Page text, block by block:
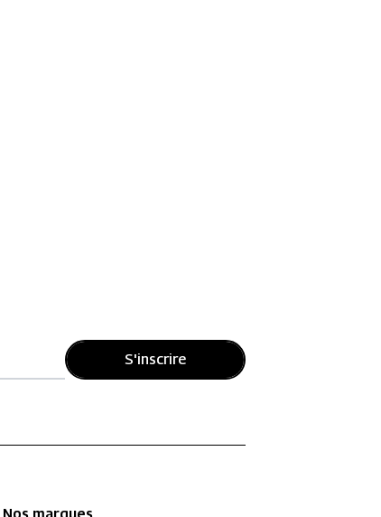
S'inscrire